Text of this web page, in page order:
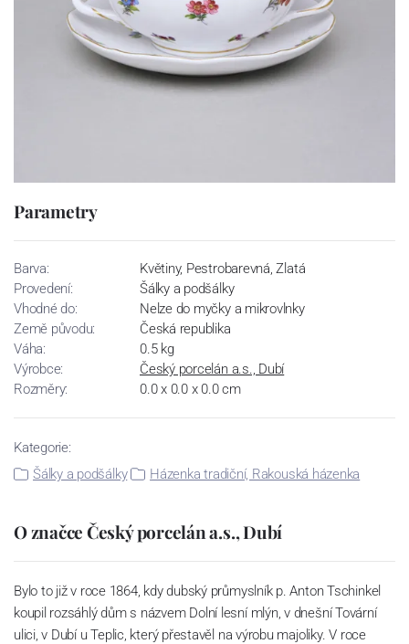
Parametry
Barva:
Květiny, Pestrobarevná, Zlatá
Provedení:
Šálky a podšálky
Vhodné do:
Nelze do myčky a mikrovlnky
Země původu:
Česká republika
Váha:
0.5 kg
Výrobce:
Český porcelán a.s., Dubí
Rozměry:
0.0 x 0.0 x 0.0 cm
Kategorie:
Šálky a podšálky
Házenka tradiční, Rakouská házenka
O značce Český porcelán a.s., Dubí
Bylo to již v roce 1864, kdy dubský průmyslník p. Anton Tschinkel
koupil rozsáhlý dům s názvem Dolní lesní mlýn, v dnešní Tovární
ulici, v Dubí u Teplic, který přestavěl na výrobu majoliky. V roce